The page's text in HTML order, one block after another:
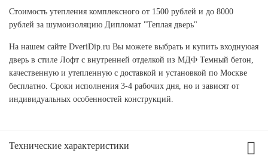
Стоимость утепления комплексного от 1500 рублей и до 8000
рублей за шумоизоляцию Дипломат "Теплая дверь"
На нашем сайте DveriDip.ru Вы можете выбрать и купить входнуюая
дверь в стиле Лофт с внутренней отделкой из МДФ Темный бетон,
качественную и утепленную с доставкой и установкой по Москве
бесплатно. Сроки исполнения 3-4 рабочих дня, но и зависят от
индивидуальных особенностей конструкций.
Технические характеристики